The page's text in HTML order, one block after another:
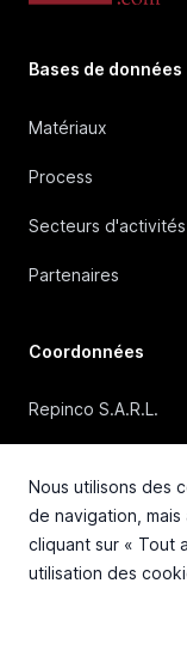
Nous utilisons des
de navigation,
cliquant sur « Tout
utilisation des
Bases de données
Matériaux
Process
Secteurs d'activités
Partenaires
Coordonnées
Repinco S.A.R.L.
+33 4 72 36 87